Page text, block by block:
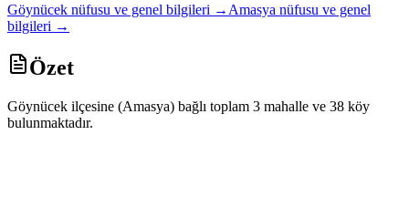
Göynücek nüfusu ve genel bilgileri → Amasya nüfusu ve genel
bilgileri →
Özet
Göynücek ilçesine (Amasya) bağlı toplam 3 mahalle ve 38 köy
bulunmaktadır.